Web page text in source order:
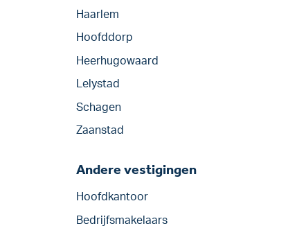
Haarlem
Hoofddorp
Heerhugowaard
Lelystad
Schagen
Zaanstad
Andere vestigingen
Hoofdkantoor
Bedrijfsmakelaars